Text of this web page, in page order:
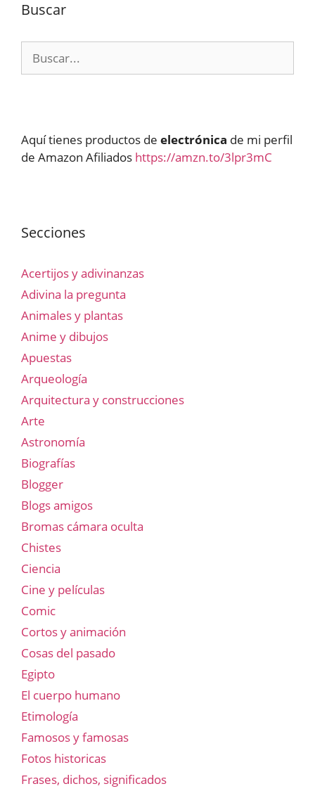
Buscar
Aquí tienes productos de electrónica de mi perfil
de Amazon Afiliados https://amzn.to/3lpr3mC
Secciones
Acertijos y adivinanzas
Adivina la pregunta
Animales y plantas
Anime y dibujos
Apuestas
Arqueología
Arquitectura y construcciones
Arte
Astronomía
Biografías
Blogger
Blogs amigos
Bromas cámara oculta
Chistes
Ciencia
Cine y películas
Comic
Cortos y animación
Cosas del pasado
Egipto
El cuerpo humano
Etimología
Famosos y famosas
Fotos historicas
Frases, dichos, significados